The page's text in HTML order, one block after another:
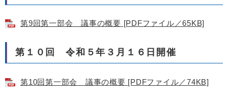
第9回第一部会 議事の概要 [PDFファイル／65KB]
第１０回 令和５年３月１６日開催
第10回第一部会 議事の概要 [PDFファイル／74KB]